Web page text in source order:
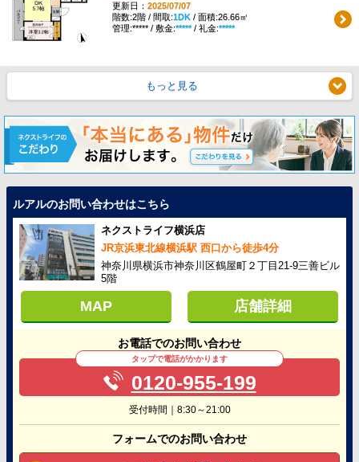
更新日： 2025/07/07
階数:2階 / 間取:1DK/ 面積:26.66㎡
管理:***** / 敷金:*****/ 礼金:*****
もっと見る
ルアルのお問い合わせはこちら
ネクストライフ横浜店
JR京浜東北線横浜駅 西口から徒歩4分
神奈川県横浜市神奈川区鶴屋町２丁目21-9三善ビル
5階
MAP 店舗詳細
お電話でのお問い合わせ
タップで電話がかかります
0120-955-199
受付時間｜8:30～21:00
フォームでのお問い合わせ